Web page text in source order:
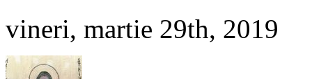
vineri, martie 29th, 2019